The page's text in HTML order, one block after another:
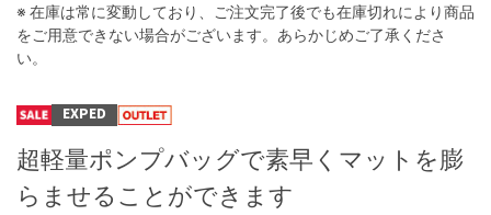
※ 在庫は常に変動しており、ご注文完了後でも在庫切れにより商品
をご用意できない場合がございます。あらかじめご了承くださ
い。
EXPED
超軽量ポンプバッグで素早くマットを膨
らませることができます